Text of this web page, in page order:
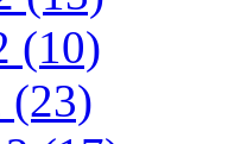
(10)
(23)